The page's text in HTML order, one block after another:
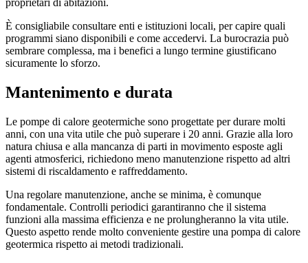
È consigliabile consultare enti e istituzioni locali, per capire quali
programmi siano disponibili e come accedervi. La burocrazia può
sembrare complessa, ma i benefici a lungo termine giustificano
sicuramente lo sforzo.
Mantenimento e durata
Le pompe di calore geotermiche sono progettate per durare molti
anni, con una vita utile che può superare i 20 anni. Grazie alla loro
natura chiusa e alla mancanza di parti in movimento esposte agli
agenti atmosferici, richiedono meno manutenzione rispetto ad altri
sistemi di riscaldamento e raffreddamento.
Una regolare manutenzione, anche se minima, è comunque
fondamentale. Controlli periodici garantiranno che il sistema
funzioni alla massima efficienza e ne prolungheranno la vita utile.
Questo aspetto rende molto conveniente gestire una pompa di calore
geotermica rispetto ai metodi tradizionali.